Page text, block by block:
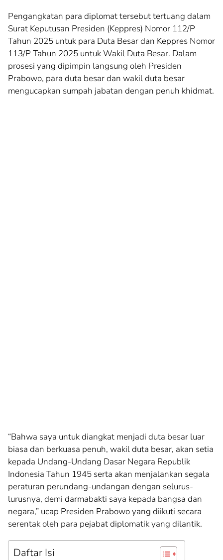
Pengangkatan para diplomat tersebut tertuang dalam
Surat Keputusan Presiden (Keppres) Nomor 112/P
Tahun 2025 untuk para Duta Besar dan Keppres Nomor
113/P Tahun 2025 untuk Wakil Duta Besar. Dalam
prosesi yang dipimpin langsung oleh Presiden
Prabowo, para duta besar dan wakil duta besar
mengucapkan sumpah jabatan dengan penuh khidmat.
“Bahwa saya untuk diangkat menjadi duta besar luar
biasa dan berkuasa penuh, wakil duta besar, akan setia
kepada Undang-Undang Dasar Negara Republik
Indonesia Tahun 1945 serta akan menjalankan segala
peraturan perundang-undangan dengan selurus-
lurusnya, demi darmabakti saya kepada bangsa dan
negara,” ucap Presiden Prabowo yang diikuti secara
serentak oleh para pejabat diplomatik yang dilantik.
Daftar Isi